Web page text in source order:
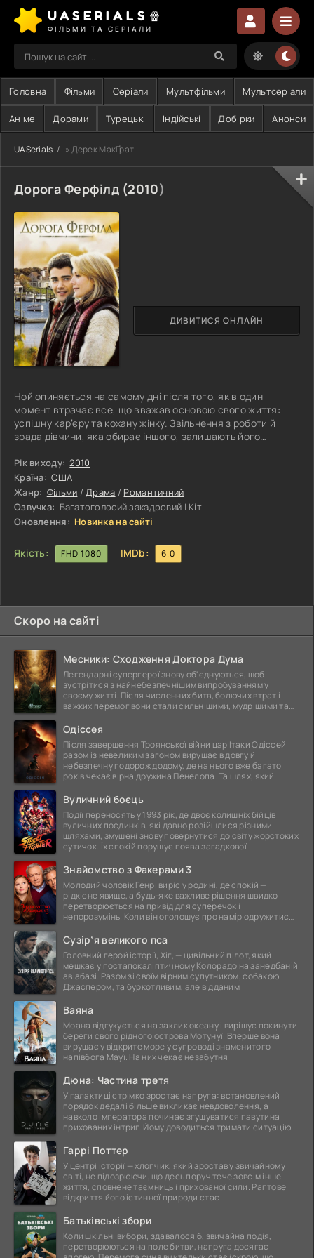
UASERIALS🍿
ФІЛЬМИ ТА СЕРІАЛИ
Головна Фільми Серіали Мультфільми Мультсеріали
Аніме Дорами Турецькі Індійські Добірки Анонси
UASerials » Дерек МакҐрат
Дорога Ферфілд (2010)
Ной опиняється на самому дні після того, як в один
момент втрачає все, що вважав основою свого життя:
успішну кар’єру та кохану жінку. Звільнення з роботи й
зрада дівчини, яка обирає іншого, залишають його
Та коли здається, що падати вже нікуди, він усвідомлює
просту істину — з найнижчої точки будь-який шлях може
вести лише вгору. У пошуках нового початку Ной вирушає
до Кейп-Коду — дивного, майже відрізаного від звичного
світу місця, яке
Рік виходу: 2010
Країна: США
Жанр: Фільми /Драма / Романтичний
Озвучка: Багатоголосий закадровий | Кіт
Оновлення: Новинка на сайті
Якість: FHD 1080 IMDb: 6.0
ДИВИТИСЯ ОНЛАЙН
Скоро на сайті
Месники: Сходження Доктора Дума
Легендарні супергерої знову об'єднуються, щоб
зустрітися з найнебезпечнішим випробуванням у
своєму житті. Після численних битв, болючих втрат і
важких перемог вони стали сильнішими, мудрішими та
Одіссея
Після завершення Троянської війни цар Ітаки Одіссей
разом із невеликим загоном вирушає в довгу й
небезпечну подорож додому, де на нього вже багато
років чекає вірна дружина Пенелопа. Та шлях, який
Вуличний боєць
Події переносять у 1993 рік, де двоє колишніх бійців
вуличних поєдинків, які давно розійшлися різними
шляхами, змушені знову повернутися до світу жорстоких
сутичок. Їх спокій порушує поява загадкової
Знайомство з Факерами 3
Молодий чоловік Генрі виріс у родині, де спокій —
рідкісне явище, а будь-яке важливе рішення швидко
перетворюється на привід для суперечок і
непорозумінь. Коли він оголошує про намір одружитися,
Сузір’я великого пса
Головний герой історії, Хіг, — цивільний пілот, який
мешкає у постапокаліптичному Колорадо на занедбаній
авіабазі. Разом зі своїм вірним супутником, собакою
Джаспером, та буркотливим, але відданим
Ваяна
Моана відгукується на заклик океану і вирішує покинути
береги свого рідного острова Мотунуї. Вперше вона
вирушає у відкрите море у супроводі знаменитого
напівбога Мауї. На них чекає незабутня
Дюна: Частина третя
У галактиці стрімко зростає напруга: встановлений
порядок дедалі більше викликає невдоволення, а
навколо імператора починає згущуватися павутина
прихованих інтриг. Йому доводиться тримати ситуацію
Гаррі Поттер
У центрі історії — хлопчик, який зростав у звичайному
світі, не підозрюючи, що десь поруч тече зовсім інше
життя, сповнене таємниць і прихованої сили. Раптове
відкриття його істинної природи стає
Батьківські збори
Коли шкільні вибори, здавалося б, звичайна подія,
перетворюються на поле битви, напруга досягає